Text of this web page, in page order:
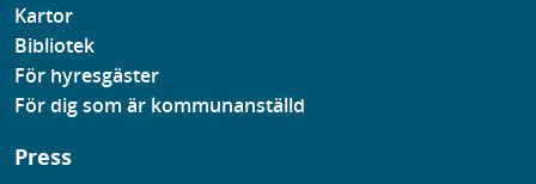
Kartor
Bibliotek
För hyresgäster
För dig som är kommunanställd
Press